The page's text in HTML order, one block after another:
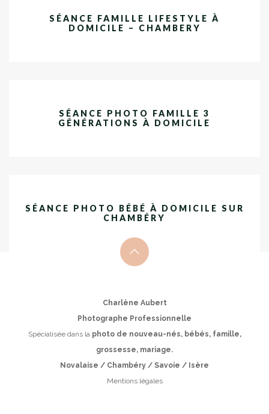
SÉANCE FAMILLE LIFESTYLE À
DOMICILE – CHAMBERY
SÉANCE PHOTO FAMILLE 3
GÉNÉRATIONS À DOMICILE
SÉANCE PHOTO BÉBÉ À DOMICILE SUR
CHAMBÉRY
Charlène Aubert
Photographe Professionnelle
Spécialisée dans la photo de nouveau-nés, bébés, famille,
grossesse, mariage.
Novalaise / Chambéry / Savoie / Isère
Mentions légales